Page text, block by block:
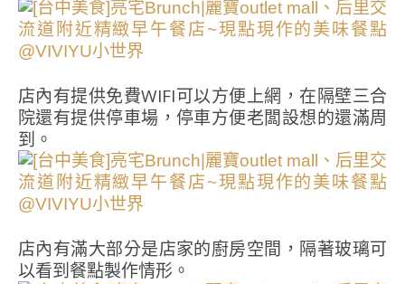
店內有提供免費WIFI可以方便上網，在隔壁三合
院還有提供停車場，停車方便老闆設想的還滿周
到。
店內有滿大部分是店家的廚房空間，隔著玻璃可
以看到餐點製作情形。